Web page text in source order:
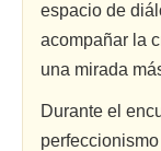
espacio de
acompañar la
una mirada
Durante el